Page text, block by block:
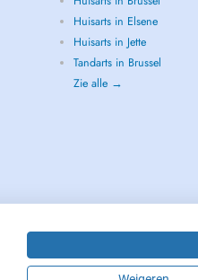
Huisarts in Elsene
Huisarts in Jette
Tandarts in Brussel
Zie alle →